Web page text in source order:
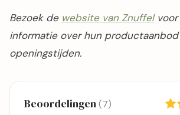
Bezoek de website van Znuffelvoor
informatie over hun
openingstijden.
Beoordelingen(7)